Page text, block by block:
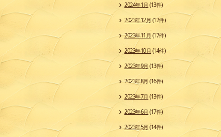
2024年1月 (13件)
2023年12月(12件)
2023年11月 (17件)
2023年10月 (14件)
2023年9月 (13件)
2023年8月 (16件)
2023年7月 (13件)
2023年6月 (17件)
2023年5月 (14件)